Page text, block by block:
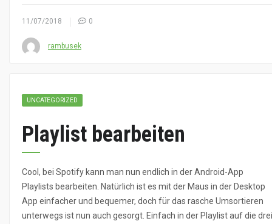
11/07/2018 0
rambusek
UNCATEGORIZED
Playlist bearbeiten
Cool, bei Spotify kann man nun endlich in der Android-App
Playlists bearbeiten. Natürlich ist es mit der Maus in der Desktop
App einfacher und bequemer, doch für das rasche Umsortieren
unterwegs ist nun auch gesorgt. Einfach in der Playlist auf die drei